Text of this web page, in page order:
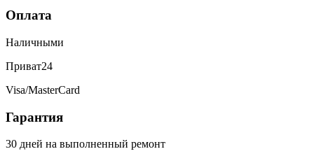
Оплата
Наличными
Приват24
Visa/MasterCard
Гарантия
30 дней на выполненный ремонт